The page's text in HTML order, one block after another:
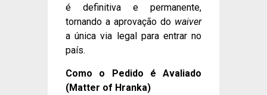
é definitiva e permanente,
tornando a aprovação do waiver
a única via legal para entrar no
país.
Como o Pedido é Avaliado
(Matter of Hranka)